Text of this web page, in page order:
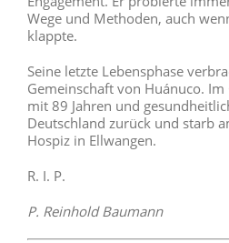
Wege und Methoden, auch
klappte.
Seine letzte Lebensphase
Gemeinschaft von Huánuco.
mit 89 Jahren und
Deutschland zurück und starb
Hospiz in Ellwangen.
R. I. P.
P. Reinhold Baumann